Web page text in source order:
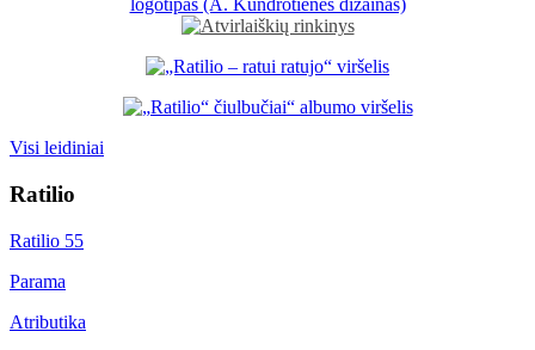
Visi leidiniai
Ratilio
Ratilio 55
Parama
Atributika